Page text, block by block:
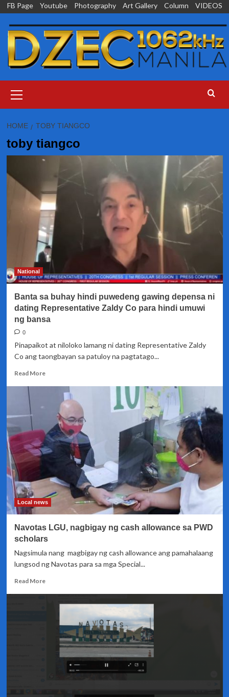
Skip
content
FB Page Youtube Photography Art Gallery Column VIDEOS
Menu
HOME TOBY TIANGCO
toby tiangco
National
Banta sa buhay hindi puwedeng gawing depensa ni
dating Representative Zaldy Co para hindi umuwi
ng bansa
0
Pinapaikot at niloloko lamang ni dating Representative Zaldy
Co ang taongbayan sa patuloy na pagtatago...
Read MoreRead
buhay
hindi
puwedeng
gawing
depensa
dating
Representative
Zaldy
Co
hindi
umuwi
bansa
Local news
Navotas LGU, nagbigay ng cash allowance sa PWD
scholars
Nagsimula nang magbigay ng cash allowance ang pamahalaang
lungsod ng Navotas para sa mga Special...
Read MoreRead
Navotas
nagbigay
allowance